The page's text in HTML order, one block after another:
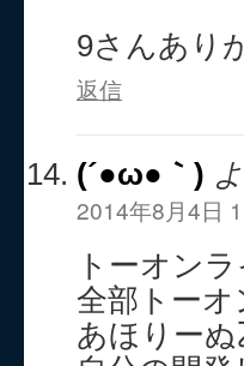
9さんあり
返信
(´●ω●｀)
2014年8月4日
トーオン
全部トー
あほりーぬ